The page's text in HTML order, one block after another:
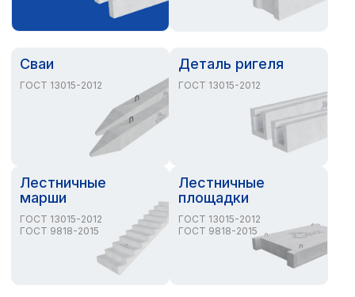
Сваи
ГОСТ 13015-2012
Деталь ригеля
ГОСТ 13015-2012
Лестничные
марши
ГОСТ 13015-2012
ГОСТ 9818-2015
Лестничные
площадки
ГОСТ 13015-2012
ГОСТ 9818-2015